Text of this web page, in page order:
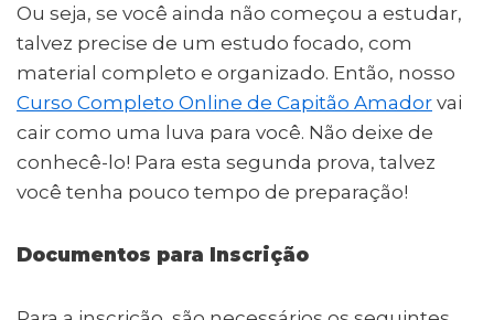
Ou seja, se você ainda não começou a estudar,
talvez precise de um estudo focado, com
material completo e organizado. Então, nosso
Curso Completo Online de Capitão Amador vai
cair como uma luva para você. Não deixe de
conhecê-lo! Para esta segunda prova, talvez
você tenha pouco tempo de preparação!
Documentos para Inscrição